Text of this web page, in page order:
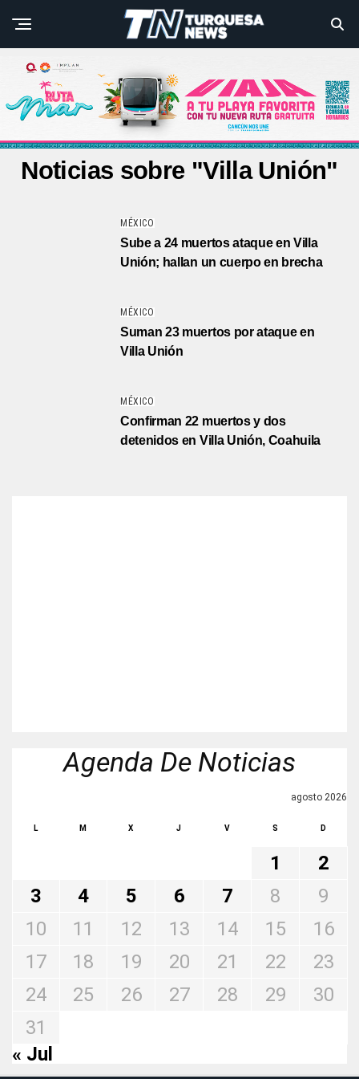
Noticias sobre "Villa Unión"
MÉXICO
Sube a 24 muertos ataque en Villa
Unión; hallan un cuerpo en brecha
MÉXICO
Suman 23 muertos por ataque en
Villa Unión
MÉXICO
Confirman 22 muertos y dos
detenidos en Villa Unión, Coahuila
Agenda De Noticias
agosto 2026
L M X J V S D
1
2
3
4 5 6 7 8
9
10
11 12 13 14 15
16
17
18 19 20 21 22
23
24
25 26 27 28 29
30
31
« Jul